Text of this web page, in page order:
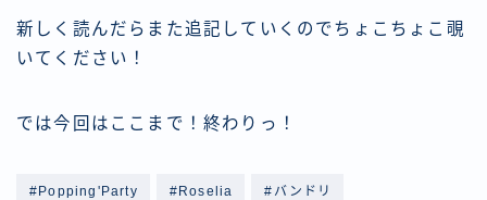
新しく読んだらまた追記していくのでちょこちょこ覗
いてください！
では今回はここまで！終わりっ！
#Popping'Party #Roselia #バンドリ